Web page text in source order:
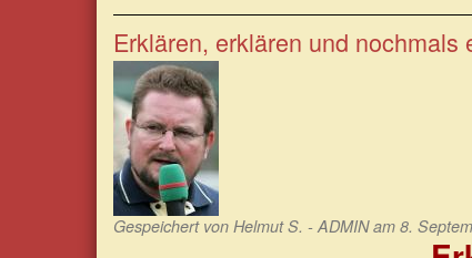
Politiker
richten
das
Land
zu
Grunde
Erklären, erklären und nochmals
Gespeichert von Helmut S. - ADMINam 8.